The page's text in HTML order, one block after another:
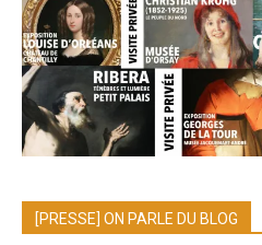
[PRESSE] ON PARLE DU BLOG